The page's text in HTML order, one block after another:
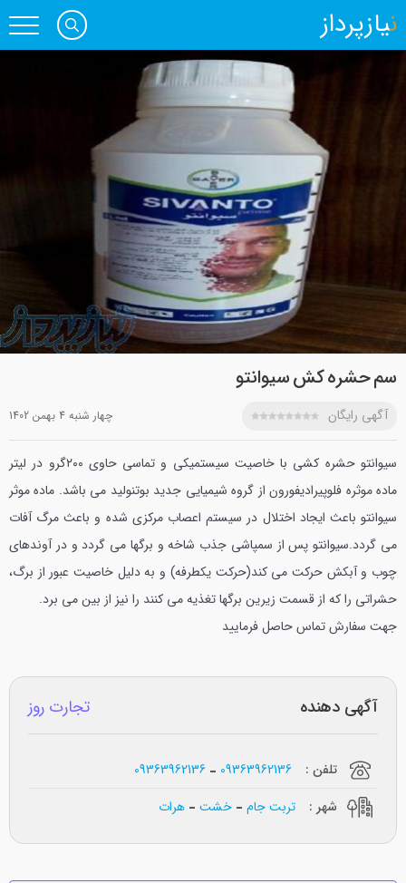
نیازپرداز
سم حشره کش سیوانتو
آگهی رایگان چهار شنبه 4 بهمن 1402
سیوانتو حشره کشی با خاصیت سیستمیکی و تماسی حاوی ۲۰۰گرو در لیتر
ماده موثره فلوپیرادیفورون از گروه شیمیایی جدید بوتنولید می باشد. ماده موثر
سیوانتو باعث ایجاد اختلال در سیستم اعصاب مرکزی شده و باعث مرگ آفات
می گردد.سیوانتو پس از سمپاشی جذب شاخه و برگها می گردد و در آوندهای
چوب و آبکش حرکت می کند(حرکت یکطرفه) و به دلیل خاصیت عبور از برگ،
حشراتی را که از قسمت زیرین برگها تغذیه می کنند را نیز از بین می برد.
جهت سفارش تماس حاصل فرمایید
آگهی دهنده تجارت روز
تلفن : 09363962136
09363962136
شهر :
تربت جام خشت هرات